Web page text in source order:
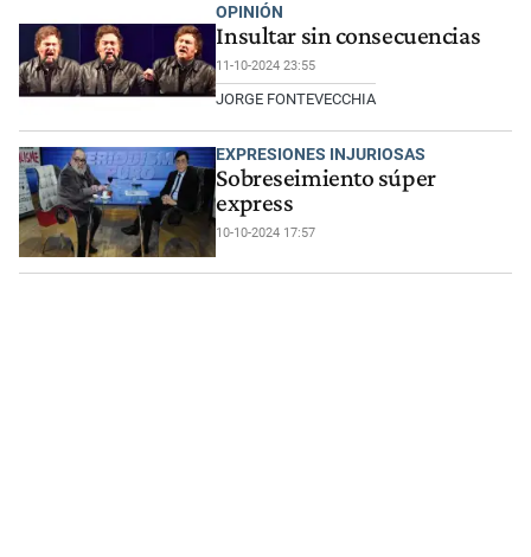
OPINIÓN
Insultar sin consecuencias
11-10-2024 23:55
JORGE FONTEVECCHIA
EXPRESIONES INJURIOSAS
Sobreseimiento súper
express
10-10-2024 17:57